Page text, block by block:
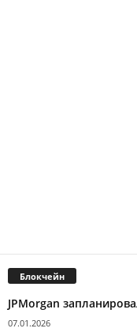
Блокчейн
JPMorgan
07.01.2026